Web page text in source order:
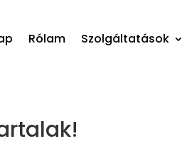
Rólam Szolgáltatások